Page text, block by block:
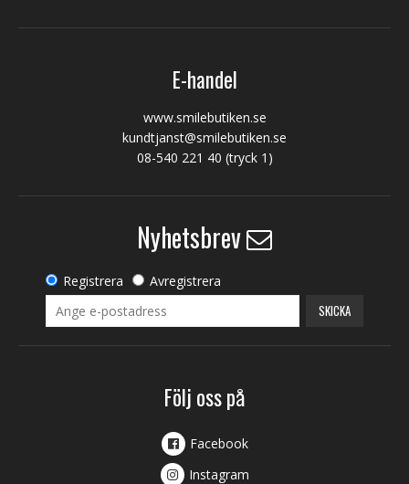
E-handel
www.smilebutiken.se
kundtjanst@smilebutiken.se
08-540 221 40 (tryck 1)
Nyhetsbrev
Registrera Avregistrera
SKICKA
Följ oss på
Facebook
Instagram